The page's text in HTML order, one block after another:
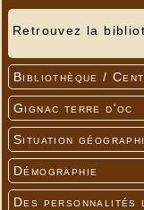
Retrouvez la
Bibliothèque /
Gignac terre d'oc
Situation
Démographie
Des personnalités